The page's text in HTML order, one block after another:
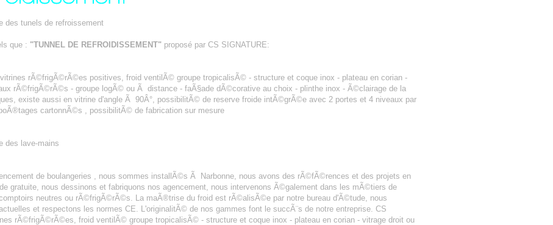
des tunels de refroissement
que : "TUNNEL DE REFROIDISSEMENT" proposé par CS SIGNATURE:
rÃ©frigÃ©rÃ©es positives, froid ventilÃ© groupe tropicalisÃ© - structure et coque inox - plateau en corian -
rÃ©frigÃ©rÃ©s - groupe logÃ© ou Ã distance - faÃ§ade dÃ©corative au choix - plinthe inox - Ã©clairage de la
existe aussi en vitrine d'angle Ã 90Â°, possibilitÃ© de reserve froide intÃ©grÃ©e avec 2 portes et 4 niveaux par
cartonnÃ©s , possibilitÃ© de fabrication sur mesure
des lave-mains
de boulangeries , nous sommes installÃ©s Ã Narbonne, nous avons des rÃ©fÃ©rences et des projets en
gratuite, nous dessinons et fabriquons nos agencement, nous intervenons Ã©galement dans les mÃ©tiers de
neutres ou rÃ©frigÃ©rÃ©s. La maÃ®trise du froid est rÃ©alisÃ©e par notre bureau d'Ã©tude, nous
et respectons les normes CE. L'originalitÃ© de nos gammes font le succÃ¨s de notre entreprise. CS
rÃ©frigÃ©rÃ©es, froid ventilÃ© groupe tropicalisÃ© - structure et coque inox - plateau en corian - vitrage droit ou